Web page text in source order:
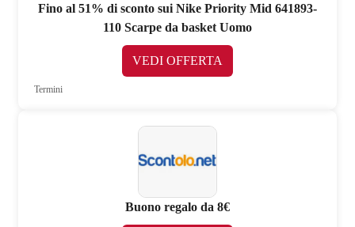
Fino al 51% di sconto sui Nike Priority Mid 641893-
110 Scarpe da basket Uomo
VEDI OFFERTA
Termini
Buono regalo da 8€